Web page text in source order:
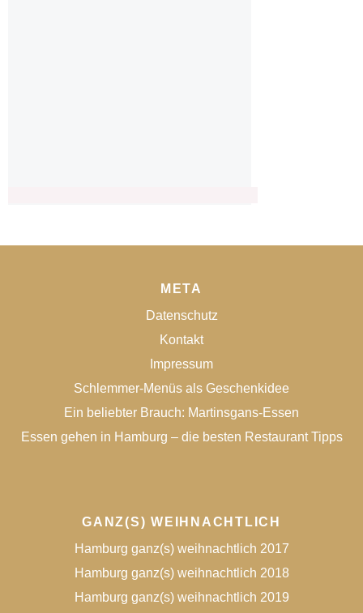
META
Datenschutz
Kontakt
Impressum
Schlemmer-Menüs als Geschenkidee
Ein beliebter Brauch: Martinsgans-Essen
Essen gehen in Hamburg – die besten Restaurant Tipps
GANZ(S) WEIHNACHTLICH
Hamburg ganz(s) weihnachtlich 2017
Hamburg ganz(s) weihnachtlich 2018
Hamburg ganz(s) weihnachtlich 2019